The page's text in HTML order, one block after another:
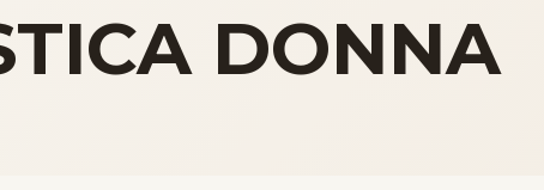
DONNA